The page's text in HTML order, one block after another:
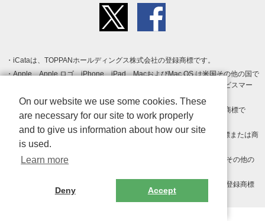
iCataは、TOPPANホールディングス株式会社の登録商標です。
Apple、Apple ロゴ、iPhone、iPad、MacおよびMac OS は米国その他の国で
登録された Apple Inc. の商標です。App Store は Apple Inc. のサービスマー
クです。
Android、Google Play および Google Play ロゴ は Google LLC の商標で
す。
Windows は Microsoft Inc.の米国およびその他の国における登録商標または商
標です。
Adobe、Adobe Reader、Adobe PDF は、Adobe Inc.の米国およびその他の
その他、記載されている会社名、商品名、ロゴは各社の商標または登録商標
On our website we use some cookies. These
are necessary for our site to work properly
and to give us information about how our site
is used.
Learn more
Deny Accept